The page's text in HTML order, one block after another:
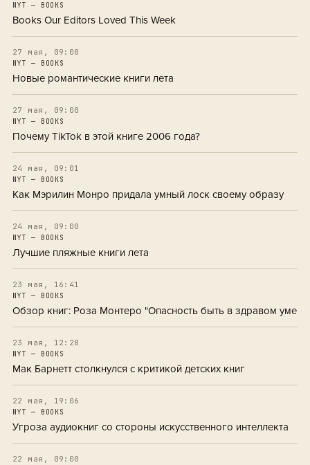
NYT — BOOKS
Books Our Editors Loved This Week
27 мая, 09:00
NYT — BOOKS
Новые романтические книги лета
27 мая, 09:00
NYT — BOOKS
Почему TikTok в этой книге 2006 года?
24 мая, 09:01
NYT — BOOKS
Как Мэрилин Монро придала умный лоск своему образу
24 мая, 09:00
NYT — BOOKS
Лучшие пляжные книги лета
23 мая, 16:41
NYT — BOOKS
Обзор книг: Роза Монтеро "Опасность быть в здравом уме
23 мая, 12:28
NYT — BOOKS
Мак Барнетт столкнулся с критикой детских книг
22 мая, 19:06
NYT — BOOKS
Угроза аудиокниг со стороны искусственного интеллекта
22 мая, 09:00